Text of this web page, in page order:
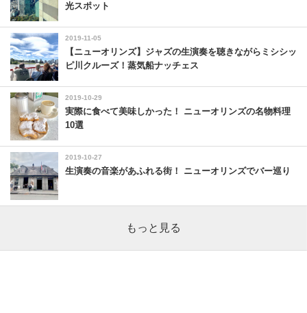
光スポット
2019-11-05
【ニューオリンズ】ジャズの生演奏を聴きながらミシシッ
ピ川クルーズ！蒸気船ナッチェス
2019-10-29
実際に食べて美味しかった！ ニューオリンズの名物料理
10選
2019-10-27
生演奏の音楽があふれる街！ ニューオリンズでバー巡り
もっと見る